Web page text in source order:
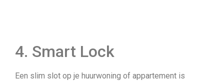
4. Smart Lock
Een slim slot op je huurwoning of appartement is